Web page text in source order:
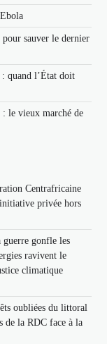
pour sauver le dernier
: quand l’État doit
le vieux marché de
Centrafricaine
privée hors
guerre gonfle les
ravivent le
climatique
oubliées du littoral
de la RDC face à la